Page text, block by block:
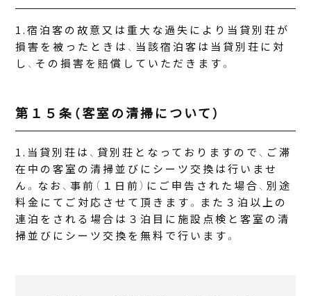
宿泊客の故意又は重大な過失により当貸別荘が
損害を被ったときは、当該宿泊客は当貸別荘に対
し、その損害を賠償していただきます。
第１５条（客室の清掃について）
当貸別荘は、貸別荘となっておりますので、ご滞
在中の客室の清掃並びにシーツ交換は行いませ
ん。なお、事前（１日前）にご申告された場合、別途
料金にてご対応させて頂きます。また３泊以上の
連泊をされる場合は３泊目に施設点検と客室の清
掃並びにシーツ交換を無料で行います。